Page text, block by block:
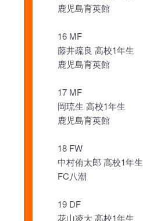
鹿児島育英館
16 MF
藤井疏良 高校1年生
鹿児島育英館
17 MF
岡琉生 高校1年生
鹿児島育英館
18 FW
中村侑太郎 高校1年生
FC八潮
19 DF
花山凌大 高校1年生